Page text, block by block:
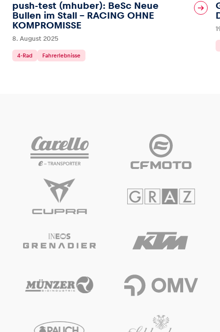
push-test (mhuber): BeSc Neue
Bullen im Stall – RACING OHNE
KOMPROMISSE
8. August 2025
4-Rad Fahrerlebnisse